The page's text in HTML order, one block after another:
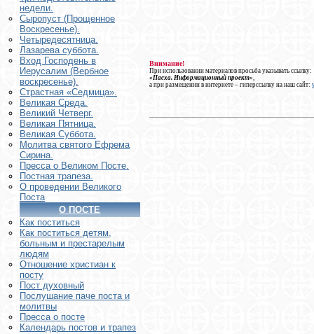
недели.
Сыропуст (Прощенное
Воскресенье).
Четыредесятница.
Лазарева суббота.
Вход Господень в
Иерусалим (Вербное
воскресенье).
Страстная «Седмица».
Великая Среда.
Великий Четверг.
Великая Пятница.
Великая Суббота.
Молитва святого Ефрема
Сирина.
Пресса о Великом Посте.
Постная трапеза.
О проведении Великого
Поста
О ПОСТЕ
Как поститься
Как поститься детям,
больным и престарелым
людям
Отношение христиан к
посту
Пост духовный
Послушание паче поста и
молитвы
Пресса о посте
Календарь постов и трапез
Внимание!
При использовании материалов просьба указывать ссылку:
«Пасха. Информационный проект»
а при размещении в интернете – гиперссылку на наш сайт: